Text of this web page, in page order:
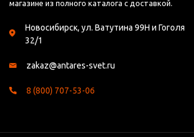
магазине из полного каталога с доставкой.
Новосибирск, ул. Ватутина 99Н и Гоголя
32/1
zakaz@antares-svet.ru
8 (800) 707-53-06